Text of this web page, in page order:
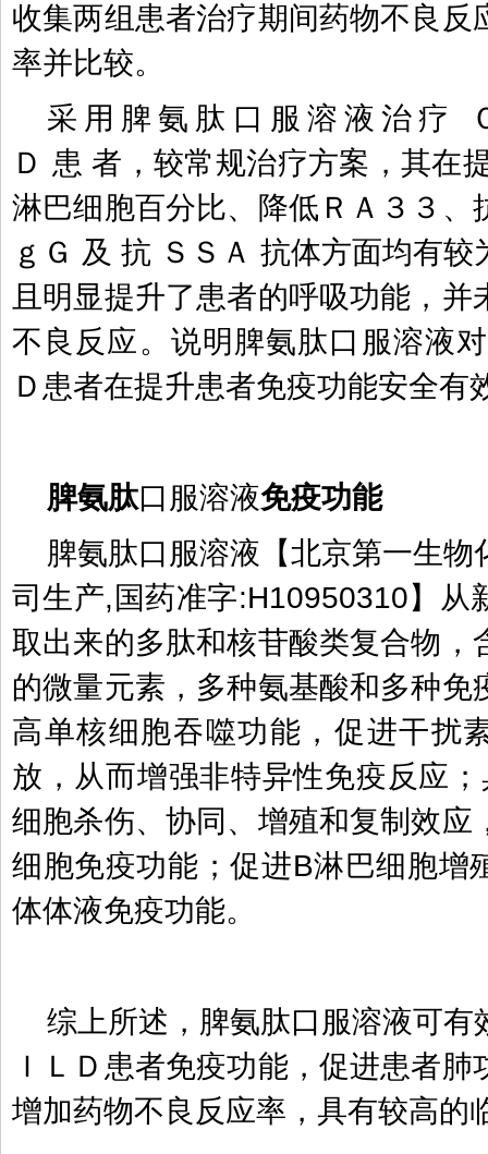
收集两组患者治疗期间药物不良反
率并比较。
采用脾氨肽口服溶液治疗
Ｄ 患 者，较常规治疗方案，其在
淋巴细胞百分比、降低ＲＡ３３、
ｇＧ 及 抗 ＳＳＡ 抗体方面均有较
且明显提升了患者的呼吸功能，并
不良反应。说明脾氨肽口服溶液对
Ｄ患者在提升患者免疫功能安全有
脾氨肽口服溶液免疫功能
脾氨肽口服溶液【北京第一生物
司生产, 国药准字:H10950310】从
取出来的多肽和核苷酸类复合物，
的微量元素，多种氨基酸和多种免
高单核细胞吞噬功能，促进干扰
放，从而增强非特异性免疫反应
细胞杀伤、协同、增殖和复制效应
细胞免疫功能；促进B淋巴细胞增
体体液免疫功能。
综上所述，脾氨肽口服溶液可有
ＩＬＤ患者免疫功能，促进患者肺
增加药物不良反应率，具有较高的